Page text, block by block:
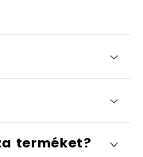
terméket?